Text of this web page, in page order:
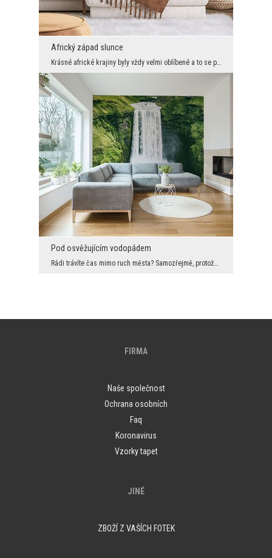
Africký západ slunce
Krásné africké krajiny byly vždy velmi oblíbené a to se pravděpodobně nezmění, proto vám předklád...
Pod osvěžujícím vodopádem
Rádi trávíte čas mimo ruch města? Samozřejmě, protože se to líbí všem. Ne vždy na to však máme ča...
FIRMA
Naše společnost
Ochrana osobních
Faq
Koronavirus
Vzorky tapet
JINÉ
ZBOŽÍ Z VAŠÍCH FOTEK